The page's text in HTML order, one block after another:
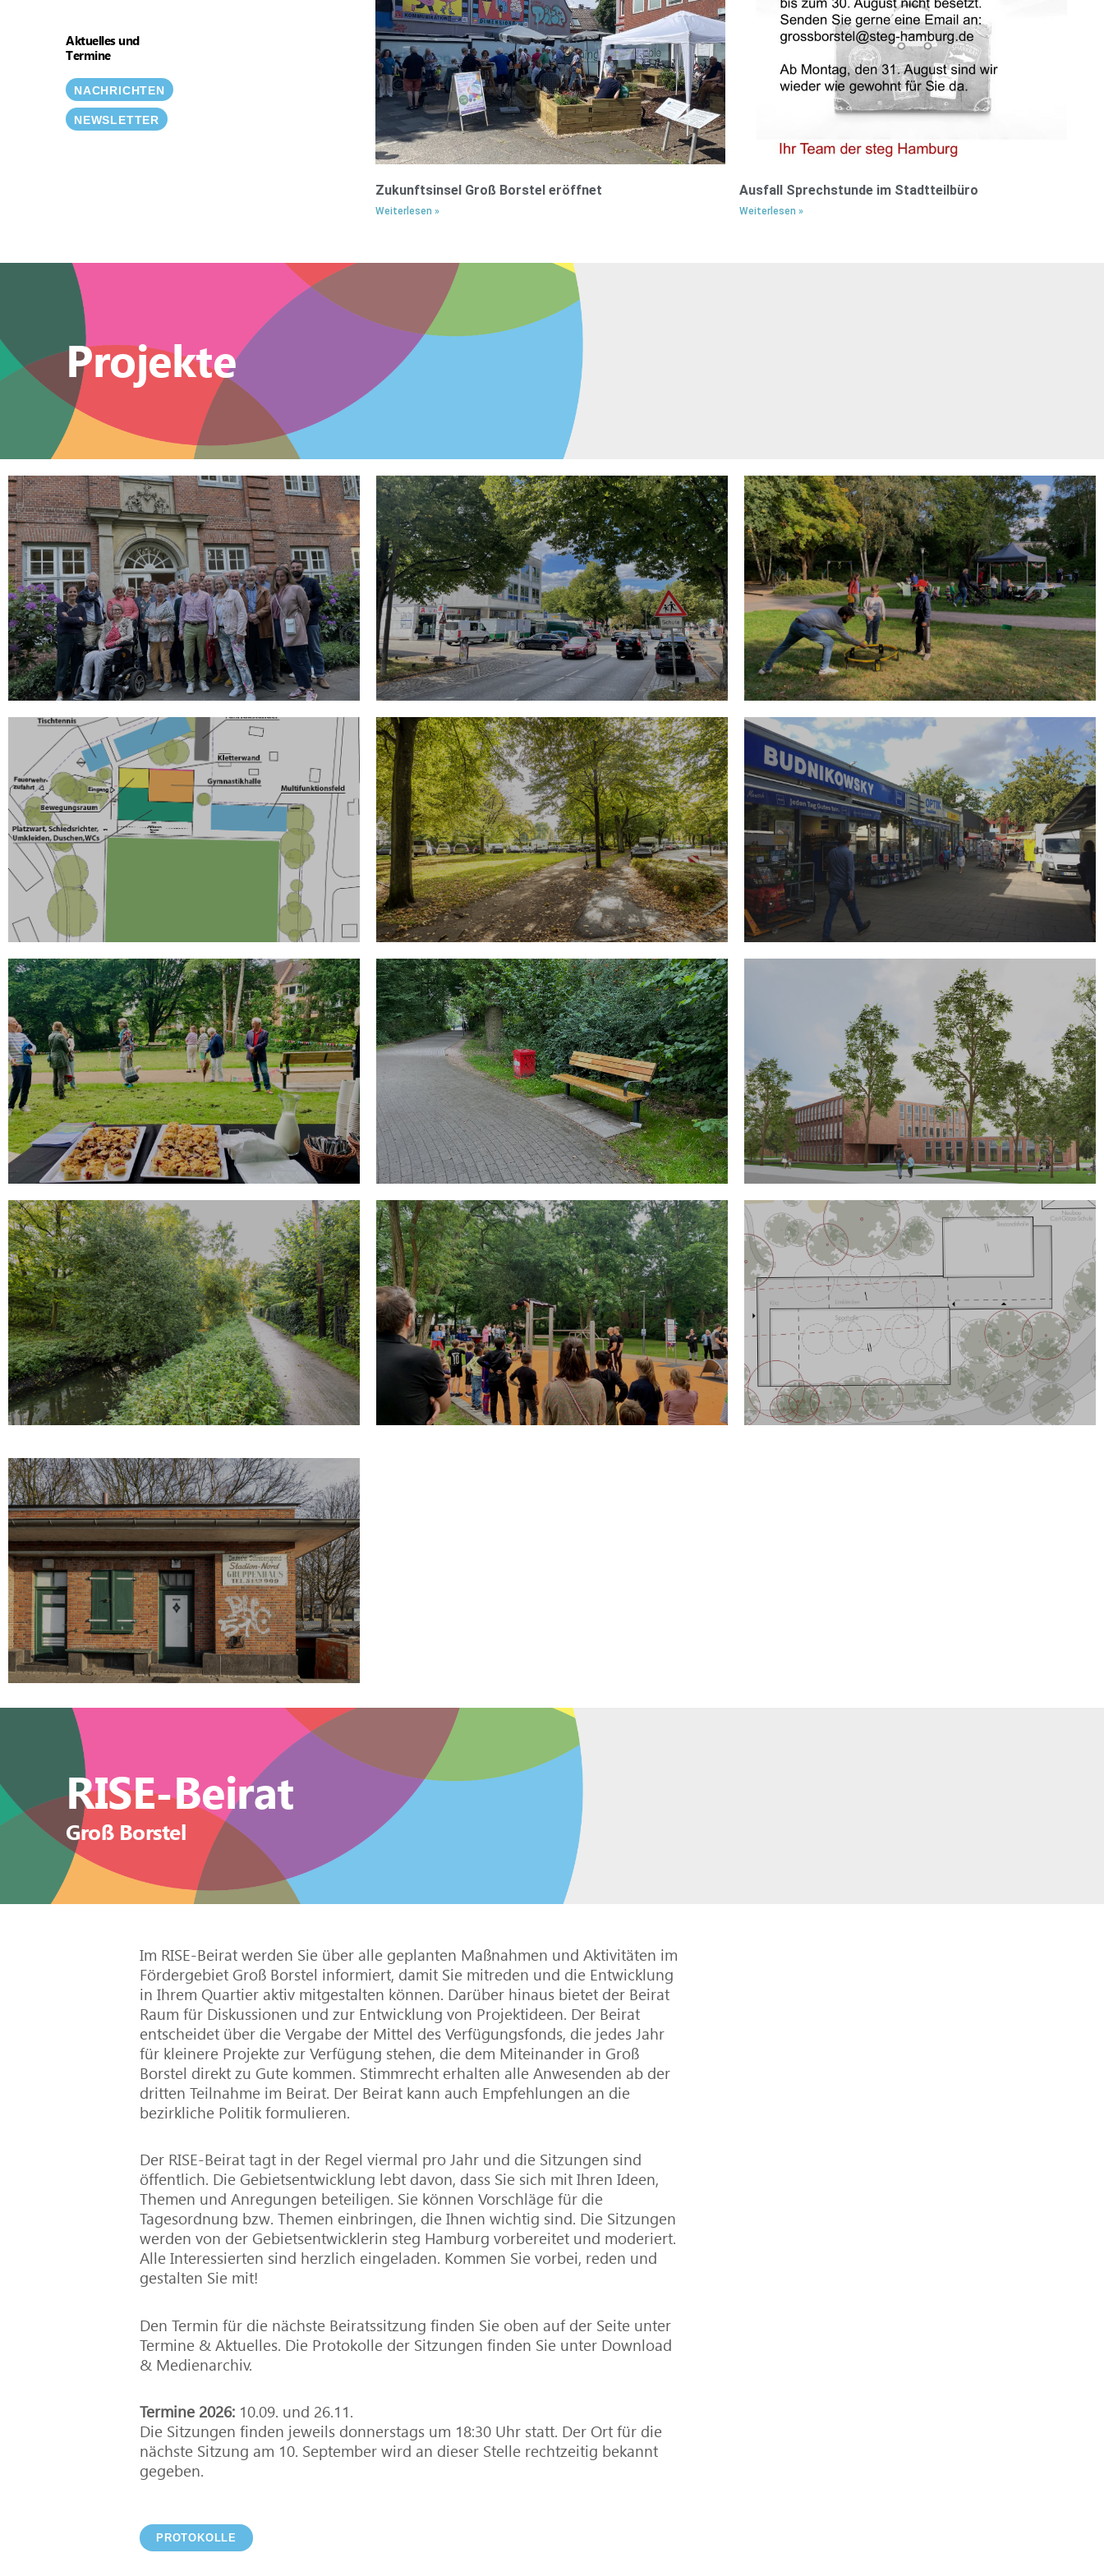
Aktuelles und
Termine
NACHRICHTEN
NEWSLETTER
Zukunftsinsel Groß Borstel ​eröffnet
Weiterlesen »
Ausfall Sprechstunde im Stadtteilbüro
Weiterlesen »
Projekte
Kulturzentrum
Stavenhagenhaus
Entwicklung zu einem lebendigen Treffpunkt im
Stadtteil
MEHR
Borsteler Chaussee
Umgestaltung Borsteler Chaussee
MEHR
Qualifizierung Grünzug
Roggenbuckstieg
Neugestaltung des Eingangsbereichs als
Aufenthaltsort für Jugendliche
MEHR
Aufwertung Sportanlage Weg
beim Jäger
Erstellung einer Machbarkeitsstudie
Dreiecksfläche
Brödermannsweg
Neugestaltung zu einem lebendigen Treffpunkt
MEHR
Förderung der lokalen
Wirtschaft
Durch lokale Vernetzung, Dachmarkenentwicklung
und Marketingaktionen soll die lokale Wirtschaft
gestärkt werden.
Grünanlage Warnckesweg
Aufwertung zu einem attraktiven Aufenthaltsort
MEHR
Qualifizierung Grünverbindung
Anni-Glissmann-Weg
Aufwertung der zentralen Wegeverbindung
zwischen Tarpenbeker Ufer und Borsteler
Chaussee
MEHR
Erweiterung Carl-Götze-
Schule
Erweiterung der Grundschule
MEHR
Renaturierung Tarpenbek und
Qualifizierung Wanderweg
Ökologische Aufwertung des Flusslaufs und des
Wanderwegs
MEHR
Neugestaltung Pehmöllers
Garten
2. Bauabschnitt der Umgestaltung
MEHR
Sporthalle Carl-Götze-Schule
Neubau Zweifeld-Sporthalle mit Bewegungsraum
MEHR
Sanierung Trafohaus
Gestärktes Entree in den Stadtteil
MEHR
RISE-Beirat
Groß Borstel
Im RISE-Beirat werden Sie über alle geplanten Maßnahmen und Aktivitäten im
Fördergebiet Groß Borstel informiert, damit Sie mitreden und die Entwicklung
in Ihrem Quartier aktiv mitgestalten können. Darüber hinaus bietet der Beirat
Raum für Diskussionen und zur Entwicklung von Projektideen. Der Beirat
entscheidet über die Vergabe der Mittel des Verfügungsfonds, die jedes Jahr
für kleinere Projekte zur Verfügung stehen, die dem Miteinander in Groß
Borstel direkt zu Gute kommen. Stimmrecht erhalten alle Anwesenden ab der
dritten Teilnahme im Beirat. Der Beirat kann auch Empfehlungen an die
bezirkliche Politik formulieren.
Der RISE-Beirat tagt in der Regel viermal pro Jahr und die Sitzungen sind
öffentlich. Die Gebietsentwicklung lebt davon, dass Sie sich mit Ihren Ideen,
Themen und Anregungen beteiligen. Sie können Vorschläge für die
Tagesordnung bzw. Themen einbringen, die Ihnen wichtig sind. Die Sitzungen
werden von der Gebietsentwicklerin steg Hamburg vorbereitet und moderiert.
Alle Interessierten sind herzlich eingeladen. Kommen Sie vorbei, reden und
gestalten Sie mit!
Den Termin für die nächste Beiratssitzung finden Sie oben auf der Seite unter
Termine & Aktuelles. Die Protokolle der Sitzungen finden Sie unter Download
& Medienarchiv.
Termine 2026: 10.09. und 26.11.
Die Sitzungen finden jeweils donnerstags um 18:30 Uhr statt. Der Ort für die
nächste Sitzung am 10. September wird an dieser Stelle rechtzeitig bekannt
gegeben.
PROTOKOLLE